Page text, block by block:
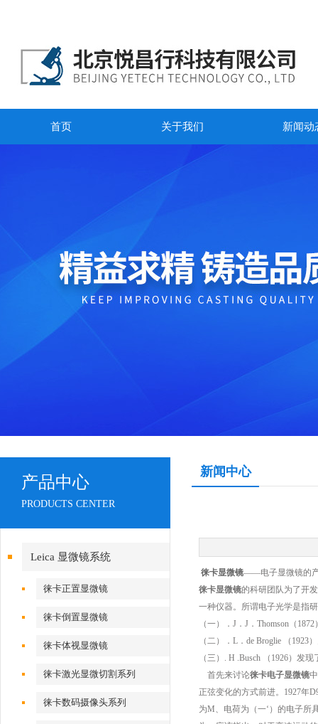
首页 关于我们 新闻动
产品中心
PRODUCTS CENTER
Leica 显微镜系统
徕卡正置显微镜
徕卡倒置显微镜
徕卡体视显微镜
徕卡激光显微切割系列
徕卡数码摄像头系列
新闻中心
徕卡显微镜——电子显微镜的
徕卡显微镜的科研团队为了开
一种仪器。所谓电子光学是指
（一）．J．J．Thomson（
（二）．L．de Broglie （1923
（三）. H .Busch （1926）发
首先来讨论徕卡电子显微镜
正弦变化的方式前进。1927年
为M、电荷为（一‘）的电子所